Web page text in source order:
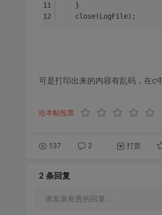
	}
	close(LogFile);
可是打印出来的内容有乱码，在c
给本帖投票
137 2 打赏
2 条回复
请发表友善的回复…